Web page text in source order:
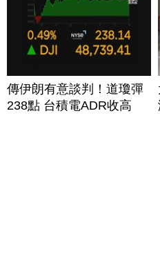
傳伊朗有意談判！道瓊彈
238點 台積電ADR收高